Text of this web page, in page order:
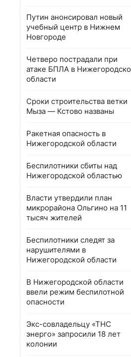
Путин анонсировал новый
учебный центр в Нижнем
Новгороде
Четверо пострадали при
атаке БПЛА в
области
Сроки строительства ветки
Мыза — Кстово названы
Ракетная опасность в
Нижегородской области
Беспилотники сбиты над
Нижегородской областью
Власти утвердили план
микрорайона Ольгино на 11
тысяч жителей
Беспилотники следят за
нарушителями в
Нижегородской области
В Нижегородской области
ввели режим беспилотной
опасности
Экс-совладельцу «ТНС
энерго» запросили 18 лет
колонии